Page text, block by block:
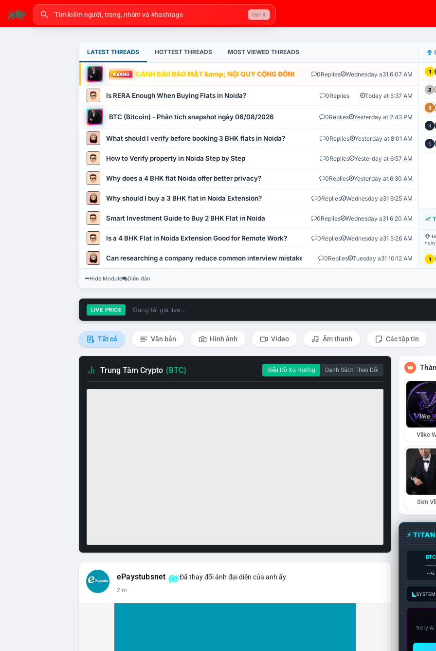
Ctrl K
LATEST THREADS HOTTEST THREADS MOST VIEWED THREADS
VÀNG CẢNH BÁO BẢO MẬT &amp; NỘI QUY CỘNG ĐỒNG VLIKE.VN: HỆ THỐNG GIÁM SÁT TỰ
0Replies Wednesday a31 6:07 AM
Is RERA Enough When Buying Flats in Noida? 0Replies Today at 5:37 AM
BTC (Bitcoin) - Phân tích snapshot ngày 06/08/2026 0Replies Yesterday at 2:43 PM
What should I verify before booking 3 BHK flats in Noida? 0Replies Yesterday at 8:01 AM
How to Verify property in Noida Step by Step 0Replies Yesterday at 6:57 AM
Why does a 4 BHK flat Noida offer better privacy? 0Replies Yesterday at 6:30 AM
Why should I buy a 3 BHK flat in Noida Extension? 0Replies Wednesday a31 6:25 AM
Smart Investment Guide to Buy 2 BHK Flat in Noida 0Replies Wednesday a31 6:20 AM
Is a 4 BHK Flat in Noida Extension Good for Remote Work? 0Replies Wednesday a31 5:26 AM
Can researching a company reduce common interview mistakes? 0Replies Tuesday a31 10:12 AM
1
2
3
4
5
1
Hide Module Diễn đàn
LIVE PRICE Đang tải giá live...
Tất cả Văn bản Hình ảnh Video Âm thanh Các tập tin
Trung Tâm Crypto (BTC) Biểu Đồ Xu Hướng Danh Sách Theo Dõi
ePaystubsnet Đã thay đổi ảnh đại diện của anh ấy
2 m
Vlike
Sơn
⚡
BTC
--%
Trợ lý